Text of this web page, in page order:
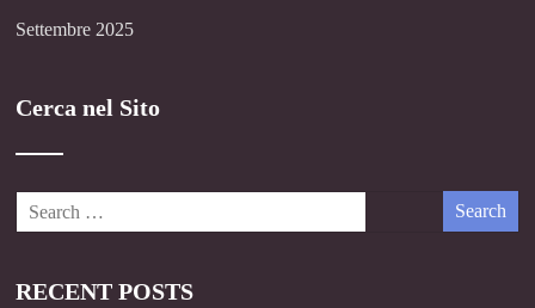
Settembre 2025
Cerca nel Sito
RECENT POSTS